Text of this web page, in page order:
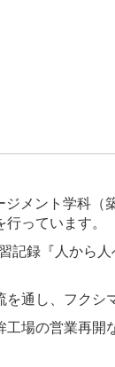
メント学科（
っています。
記録『人から人
通し、フクシ
場の営業再開